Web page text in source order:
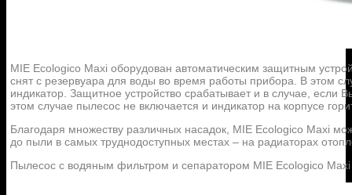
MIE Ecologico Maxi оборудован автоматическим защитным
снят с резервуара для воды во время работы прибора. В этом
индикатор. Защитное устройство срабатывает и в случае,
этом случае пылесос не включается и индикатор на корпусе
Благодаря множеству различных насадок, MIE Ecologico Maxi
до пыли в самых труднодоступных местах – на радиаторах
Пылесос с водяным фильтром и сепаратором MIE Ecologico